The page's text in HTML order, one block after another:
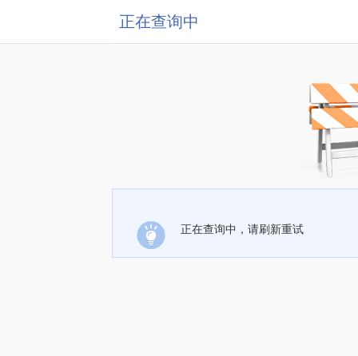
正在查询中
正在查询中，请刷新重试